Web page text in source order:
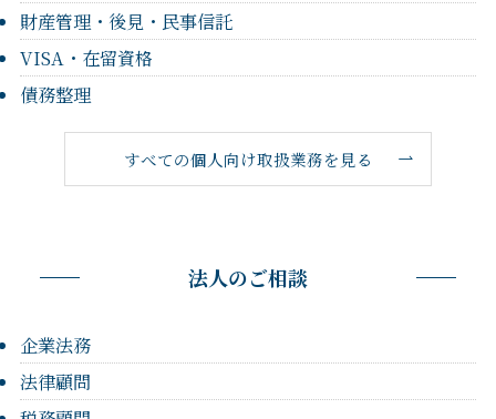
財産管理・後見・民事信託
VISA・在留資格
債務整理
すべての個人向け取扱業務を見る
法人のご相談
企業法務
法律顧問